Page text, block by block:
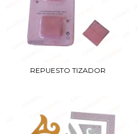
REPUESTO TIZADOR